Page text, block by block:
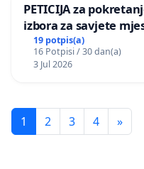
PETICIJA za
izbora za savjete
Bugojno
19 potpis(a)
16 Potpisi / 30 dan(a)
3 Jul 2026
1 2 3 4 »